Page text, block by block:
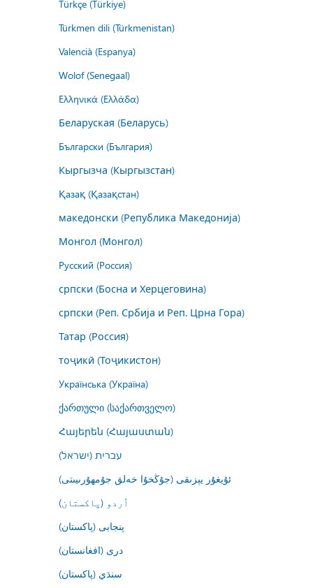
Türkçe (Türkiye)
Türkmen dili (Türkmenistan)
Valencià (Espanya)
Wolof (Senegaal)
Ελληνικά (Ελλάδα)
Беларуская (Беларусь)
Български (България)
Кыргызча (Кыргызстан)
Қазақ (Қазақстан)
македонски (Република Македонија)
Монгол (Монгол)
Русский (Россия)
српски (Босна и Херцеговина)
српски (Реп. Србија и Реп. Црна Гора)
Татар (Россия)
тоҷикӣ (Тоҷикистон)
Українська (Україна)
ქართული (საქართველო)
Հայերեն (Հայաստան)
עברית (ישראל)
ئۇيغۇر يېزىقى (جۇڭخۇا خەلق جۇمھۇرىيىتى)
اُردو (پاکستان)
پنجابی (پاکستان)
درى (افغانستان)
سنڌي (پاکستان)